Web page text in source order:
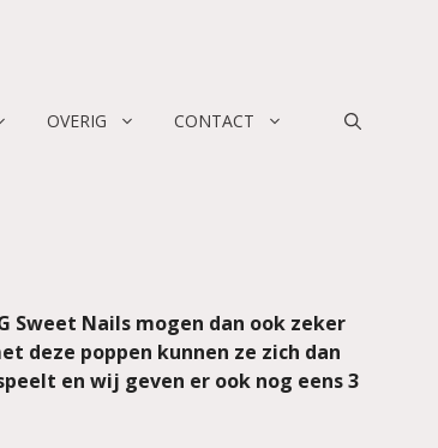
OVERIG CONTACT
Sweet Nails mogen dan ook zeker
deze poppen kunnen ze zich dan
en wij geven er ook nog eens 3